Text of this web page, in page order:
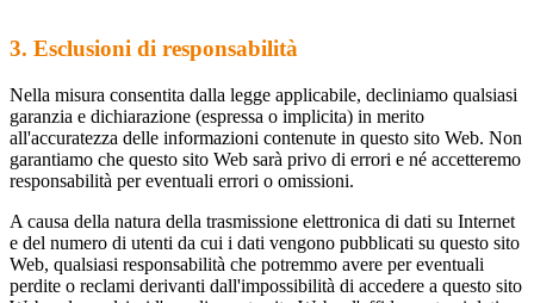
3. Esclusioni di responsabilità
Nella misura consentita dalla legge applicabile, decliniamo qualsiasi
garanzia e dichiarazione (espressa o implicita) in merito
all'accuratezza delle informazioni contenute in questo sito Web. Non
garantiamo che questo sito Web sarà privo di errori e né accetteremo
responsabilità per eventuali errori o omissioni.
A causa della natura della trasmissione elettronica di dati su Internet
e del numero di utenti da cui i dati vengono pubblicati su questo sito
Web, qualsiasi responsabilità che potremmo avere per eventuali
perdite o reclami derivanti dall'impossibilità di accedere a questo sito